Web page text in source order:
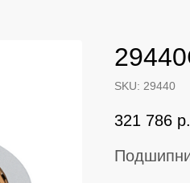
SKU: 29440
321 786 р.